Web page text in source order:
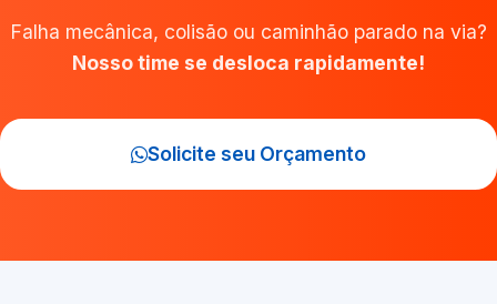
Falha mecânica, colisão ou caminhão parado na via?
Nosso time se desloca rapidamente!
Solicite seu Orçamento